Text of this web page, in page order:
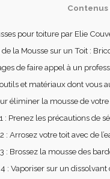
Contenus
pour toiture par Elie
la Mousse sur un Toit :
de faire appel à un
et matériaux dont vous
éliminer la mousse de
: Prenez les précautions de
: Arrosez votre toit avec de
: Brossez la mousse des
: Vaporiser sur un dissolvant